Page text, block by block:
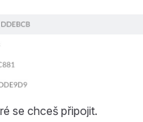
se chceš připojit.